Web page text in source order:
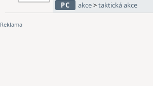
PC
akce>taktická akce